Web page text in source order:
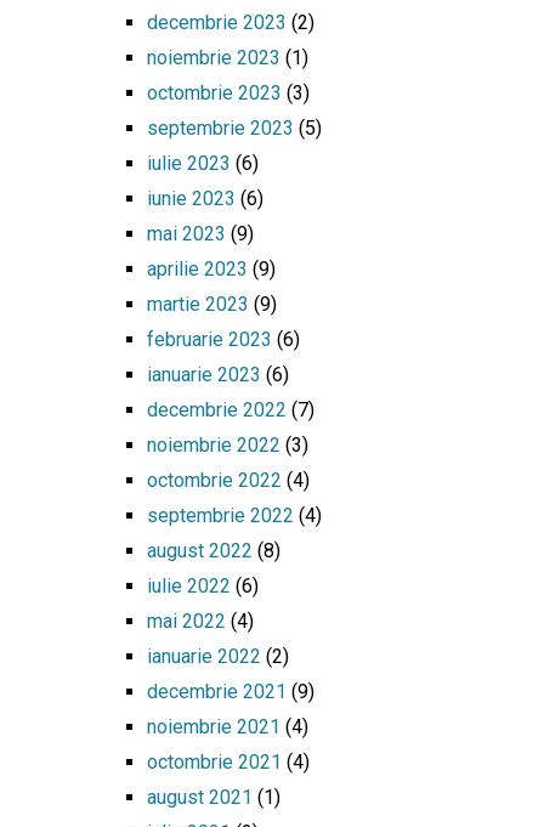
decembrie 2023 (2)
noiembrie 2023 (1)
octombrie 2023 (3)
septembrie 2023 (5)
iulie 2023 (6)
iunie 2023 (6)
mai 2023 (9)
aprilie 2023 (9)
martie 2023 (9)
februarie 2023 (6)
ianuarie 2023 (6)
decembrie 2022 (7)
noiembrie 2022 (3)
octombrie 2022 (4)
septembrie 2022 (4)
august 2022 (8)
iulie 2022 (6)
mai 2022 (4)
ianuarie 2022 (2)
decembrie 2021 (9)
noiembrie 2021 (4)
octombrie 2021 (4)
august 2021 (1)